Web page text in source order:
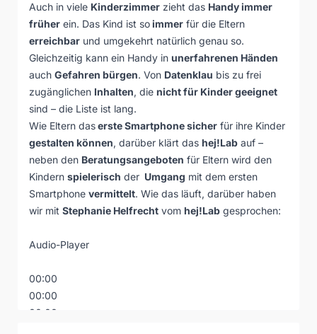
Auch in viele Kinderzimmer zieht das Handy immer
früher ein. Das Kind ist soimmer für die Eltern
erreichbar und umgekehrt natürlich genau so.
Gleichzeitig kann ein Handy in unerfahrenen Händen
auch Gefahren bürgen. Von Datenklau bis zu frei
zugänglichen Inhalten, die nicht für Kinder geeignet
sind – die Liste ist lang.
Wie Eltern daserste Smartphone sicher für ihre Kinder
gestalten können, darüber klärt das hej!Lab auf –
neben den Beratungsangeboten für Eltern wird den
Kindern spielerisch der Umgang mit dem ersten
Smartphone vermittelt. Wie das läuft, darüber haben
wir mit Stephanie Helfrecht vom hej!Lab gesprochen:
Audio-Player
00:00
00:00
00:00